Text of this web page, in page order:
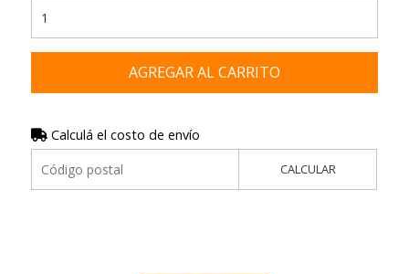
AGREGAR AL CARRITO
Calculá el costo de envío
CALCULAR